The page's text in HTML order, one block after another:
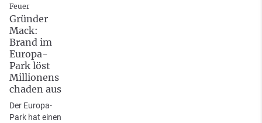
Feuer
Gründer
Mack:
Brand im
Europa-
Park löst
Millionens
chaden aus
Der Europa-
Park hat einen